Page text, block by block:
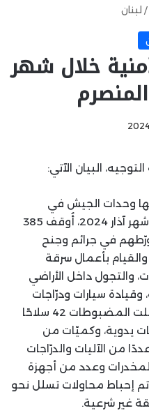
/ لبنان
خلال شهر
البيان الآتي:
وحدات الجيش في
مختلف المناطق اللبنانية خلال شهر آذار 2024، أُوقف 385
في جرائم وجنح
والقيام بأعمال سرقة
والتجول داخل الأراضي
وقيادة سيارات ودرّاجات
نارية من دون أوراق قانونية، شملت المضبوطات 42 سلاحًا
مختلف الأنواع، و9 رمانات يدوية، وكميّات من
من الآليات والدرّاجات
وعدد من أجهزة
تم إحباط محاولات تسلل نحو